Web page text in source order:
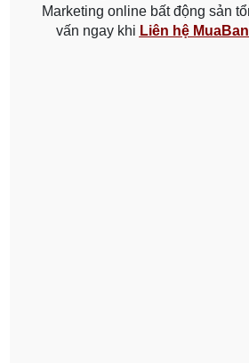
Marketing online bất động sản
vấn ngay khi Liên hệ